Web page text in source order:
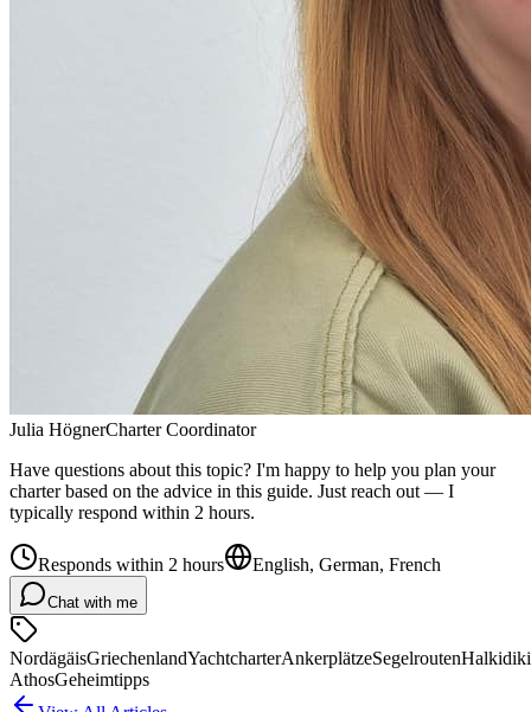
Julia HögnerCharter Coordinator
Have questions about this topic? I'm happy to help you plan your
charter based on the advice in this guide. Just reach out — I
typically respond within 2 hours.
Responds within 2 hours English, German, French
Chat with me
NordägäisGriechenlandYachtcharterAnkerplätzeSegelroutenHalkidiki
AthosGeheimtipps